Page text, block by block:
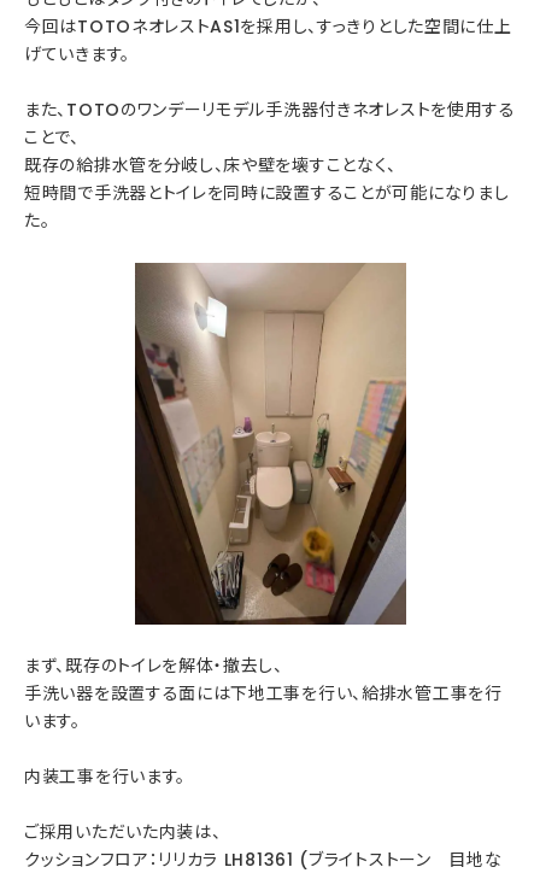
今回はTOTOネオレストAS1を採用し、すっきりとした空間に仕上
げていきます。
また、TOTOのワンデーリモデル手洗器付きネオレストを使用する
ことで、
既存の給排水管を分岐し、床や壁を壊すことなく、
短時間で手洗器とトイレを同時に設置することが可能になりまし
た。
まず、既存のトイレを解体・撤去し、
手洗い器を設置する面には下地工事を行い、給排水管工事を行
います。
内装工事を行います。
ご採用いただいた内装は、
クッションフロア：リリカラ LH81361 (ブライトストーン 目地な